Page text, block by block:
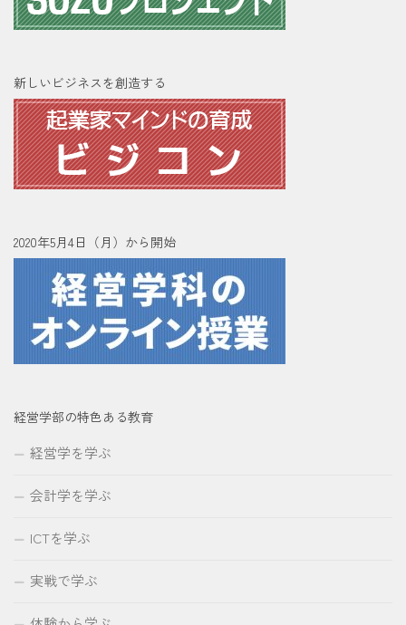
新しいビジネスを創造する
2020年5月4日（月）から開始
経営学部の特色ある教育
経営学を学ぶ
会計学を学ぶ
ICTを学ぶ
実戦で学ぶ